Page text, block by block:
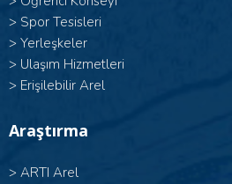
> Spor Tesisleri
> Yerleşkeler
> Ulaşım Hizmetleri
> Erişilebilir Arel
Araştırma
> ARTI Arel